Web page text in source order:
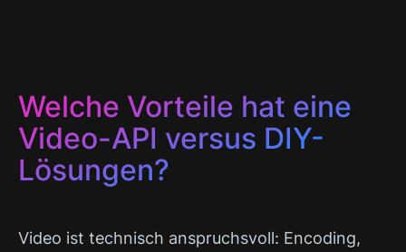
Welche Vorteile hat eine
Video-API versus DIY-
Lösungen?
Video ist technisch anspruchsvoll: Encoding,